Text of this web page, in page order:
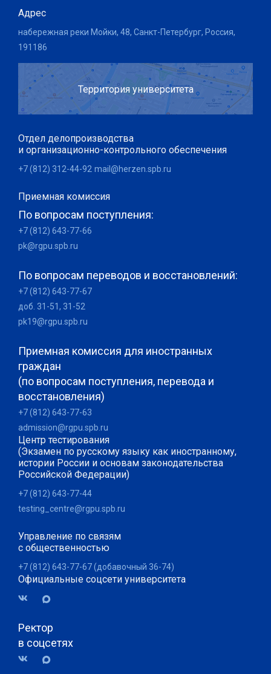
Адрес
набережная реки Мойки, 48, Санкт-Петербург, Россия,
191186
Территория университета
Отдел делопроизводства
и организационно-контрольного обеспечения
+7 (812) 312-44-92 mail@herzen.spb.ru
Приемная комиссия
По вопросам поступления:
+7 (812) 643-77-66
pk@rgpu.spb.ru
По вопросам переводов и восстановлений:
+7 (812) 643-77-67
доб. 31-51, 31-52
pk19@rgpu.spb.ru
Приемная комиссия для иностранных
граждан
(по вопросам поступления, перевода и
восстановления)
+7 (812) 643-77-63
admission@rgpu.spb.ru
Центр тестирования
(Экзамен по русскому языку как иностранному,
истории России и основам законодательства
Российской Федерации)
+7 (812) 643-77-44
testing_centre@rgpu.spb.ru
Управление по связям
с общественностью
+7 (812) 643-77-67 (добавочный 36-74)
Официальные соцсети университета
Ректор
в соцсетях